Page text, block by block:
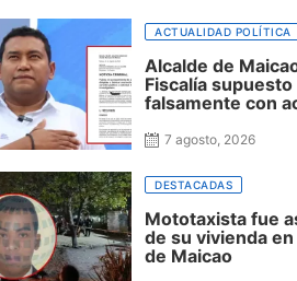
honor en
ACTUALIDAD POLÍTICA
Alcalde de
Fiscalía
falsamente con
7 agosto, 2026
DESTACADAS
Mototaxista fue
de su vivienda
de Maicao